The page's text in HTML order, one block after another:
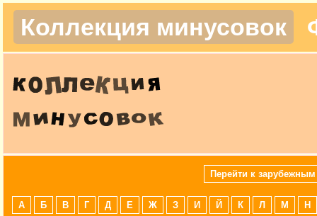
Коллекция минусовок
Перейти к зарубежным
А Б В Г Д Е Ж З И Й К Л М Н